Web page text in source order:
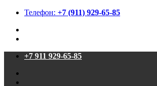
Телефон: +7 (911) 929-65-85
+7 911 929-65-85